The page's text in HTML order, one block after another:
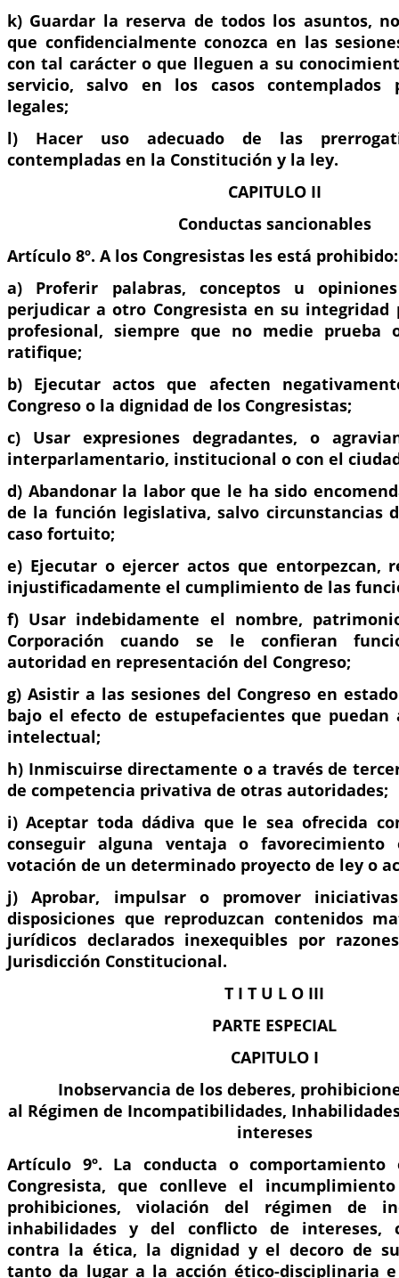
k) Guardar la reserva de todos los asuntos,
que confidencialmente conozca en las
con tal carácter o que lleguen a su
servicio, salvo en los casos contemplados
legales;
l) Hacer uso adecuado de las
contempladas en la Constitución y la ley.
CAPITULO II
Conductas sancionables
Artículo 8º. A los Congresistas les está prohibido:
a) Proferir palabras, conceptos u
perjudicar a otro Congresista en su integridad
profesional, siempre que no medie prueba
ratifique;
b) Ejecutar actos que afecten
Congreso o la dignidad de los Congresistas;
c) Usar expresiones degradantes, o
interparlamentario, institucional o con el
d) Abandonar la labor que le ha sido
de la función legislativa, salvo circunstancias
caso fortuito;
e) Ejecutar o ejercer actos que entorpezcan,
injustificadamente el cumplimiento de las
f) Usar indebidamente el nombre,
Corporación cuando se le confieran
autoridad en representación del Congreso;
g) Asistir a las sesiones del Congreso en
bajo el efecto de estupefacientes que
intelectual;
h) Inmiscuirse directamente o a través de
de competencia privativa de otras autoridades;
i) Aceptar toda dádiva que le sea ofrecida
conseguir alguna ventaja o
votación de un determinado proyecto de ley o
j) Aprobar, impulsar o promover
disposiciones que reproduzcan contenidos
jurídicos declarados inexequibles por
Jurisdicción Constitucional.
T I T U L O III
PARTE ESPECIAL
CAPITULO I
Inobservancia de los deberes,
al Régimen de Incompatibilidades,
intereses
Artículo 9º. La conducta o comportamiento
Congresista, que conlleve el
prohibiciones, violación del régimen de
inhabilidades y del conflicto de intereses,
contra la ética, la dignidad y el decoro de
tanto da lugar a la acción ético-disciplinaria